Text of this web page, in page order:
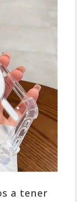
a tener